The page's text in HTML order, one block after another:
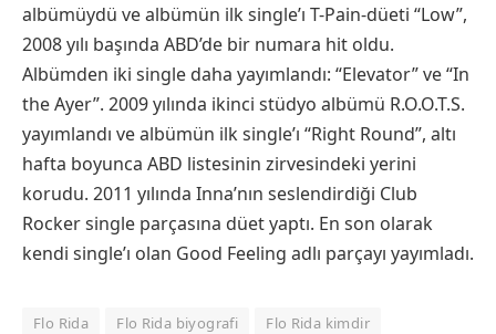
albümüydü ve albümün ilk single’ı T-Pain-düeti “Low”,
2008 yılı başında ABD’de bir numara hit oldu.
Albümden iki single daha yayımlandı: “Elevator” ve “In
the Ayer”. 2009 yılında ikinci stüdyo albümü R.O.O.T.S.
yayımlandı ve albümün ilk single’ı “Right Round”, altı
hafta boyunca ABD listesinin zirvesindeki yerini
korudu. 2011 yılında Inna’nın seslendirdiği Club
Rocker single parçasına düet yaptı. En son olarak
kendi single’ı olan Good Feeling adlı parçayı yayımladı.
Flo Rida Flo Rida biyografi Flo Rida kimdir